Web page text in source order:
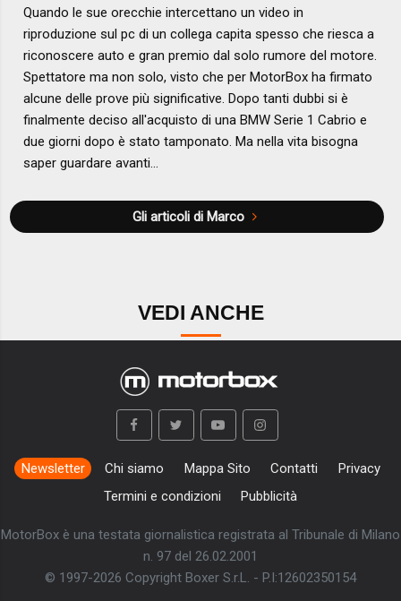
Quando le sue orecchie intercettano un video in
riproduzione sul pc di un collega capita spesso che riesca a
riconoscere auto e gran premio dal solo rumore del motore.
Spettatore ma non solo, visto che per MotorBox ha firmato
alcune delle prove più significative. Dopo tanti dubbi si è
finalmente deciso all'acquisto di una BMW Serie 1 Cabrio e
due giorni dopo è stato tamponato. Ma nella vita bisogna
saper guardare avanti...
Gli articoli di Marco
VEDI ANCHE
Newsletter Chi siamo Mappa Sito Contatti
Privacy
Termini e condizioni
Pubblicità
MotorBox è una testata giornalistica registrata al Tribunale di Milano
n. 97 del 26.02.2001
© 1997-2026 Copyright Boxer S.r.L. - P.I:12602350154